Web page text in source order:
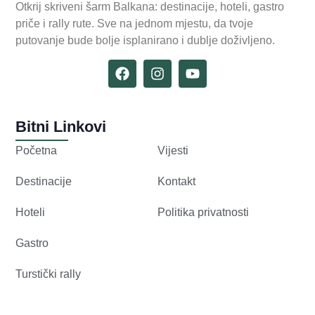
Otkrij skriveni šarm Balkana: destinacije, hoteli, gastro
priče i rally rute. Sve na jednom mjestu, da tvoje
putovanje bude bolje isplanirano i dublje doživljeno.
Bitni Linkovi
Početna
Destinacije
Hoteli
Gastro
Turstički rally
Vijesti
Kontakt
Politika privatnosti